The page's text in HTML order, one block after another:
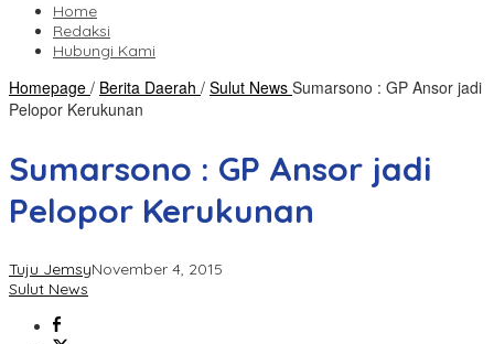
Home
Redaksi
Hubungi Kami
Homepage / Berita Daerah / Sulut News Sumarsono : GP Ansor jadi
Pelopor Kerukunan
Sumarsono : GP Ansor jadi
Pelopor Kerukunan
Tuju JemsyNovember 4, 2015
Sulut News